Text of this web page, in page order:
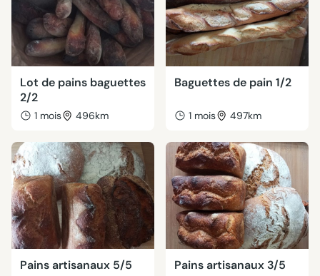
Lot de pains baguettes
2/2
1 mois 496km
Baguettes de pain 1/2
1 mois 497km
Pains artisanaux 5/5 Pains artisanaux 3/5